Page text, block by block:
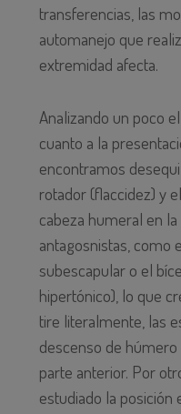
transferencias, las
automanejo que
extremidad afecta.
Analizando un poco
cuanto a la
encontramos
rotador (flaccidez) y
cabeza humeral en
antagosnistas, como
subescapular o el
hipertónico), lo que
tire literalmente, las
descenso de
parte anterior. Por
estudiado la posición